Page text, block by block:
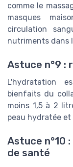
comme le
masques
circulation
nutriments dans
Astuce n°9 :
L'hydratation
bienfaits du
moins 1,5 à 2
peau hydratée
Astuce n°10
de santé